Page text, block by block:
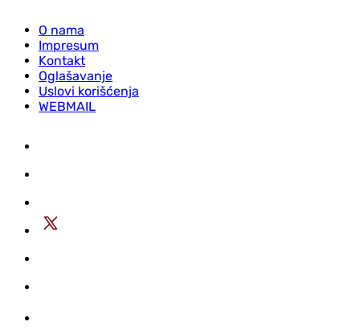
O nama
Impresum
Kontakt
Oglašavanje
Uslovi korišćenja
WEBMAIL